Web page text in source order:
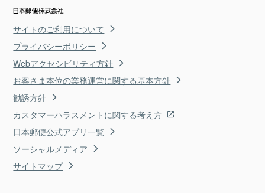
サイトのご利用について
プライバシーポリシー
Webアクセシビリティ方針
お客さま本位の業務運営に関する基本方針
勧誘方針
カスタマーハラスメントに関する考え方
日本郵便公式アプリ一覧
ソーシャルメディア
サイトマップ